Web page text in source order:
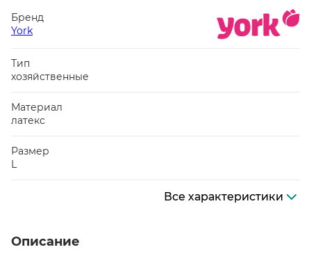
Бренд
York
Тип
хозяйственные
Материал
латекс
Размер
L
Все характеристики
Описание